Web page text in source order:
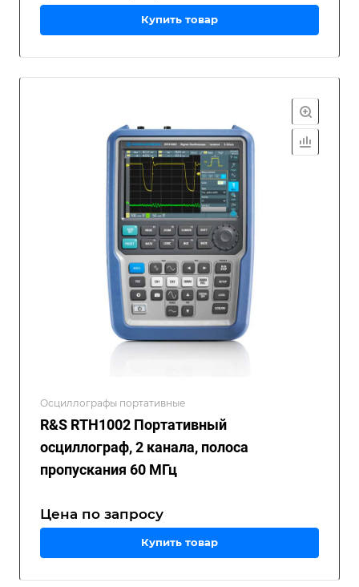
Купить товар
Осциллографы портативные
R&S RTH1002 Портативный
осциллограф, 2 канала, полоса
пропускания 60 МГц
Цена по запросу
Купить товар